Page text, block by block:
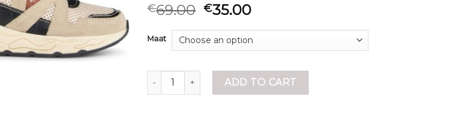
€69.00 €35.00
Maat
sneakers beige quantityADD TO CART